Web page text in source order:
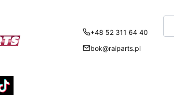
+48 52 311 64 40
bok@raiparts.pl